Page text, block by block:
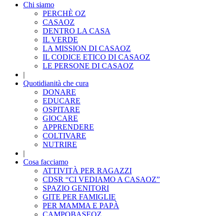
Chi siamo
PERCHÈ OZ
CASAOZ
DENTRO LA CASA
IL VERDE
LA MISSION DI CASAOZ
IL CODICE ETICO DI CASAOZ
LE PERSONE DI CASAOZ
|
Quotidianità che cura
DONARE
EDUCARE
OSPITARE
GIOCARE
APPRENDERE
COLTIVARE
NUTRIRE
|
Cosa facciamo
ATTIVITÀ PER RAGAZZI
CDSR “CI VEDIAMO A CASAOZ”
SPAZIO GENITORI
GITE PER FAMIGLIE
PER MAMMA E PAPÀ